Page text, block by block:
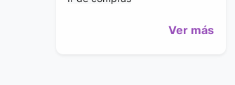
Ver más